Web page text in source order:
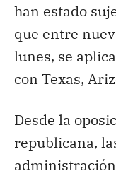
han estado
que entre
lunes, se
con Texas,
Desde la
republicana,